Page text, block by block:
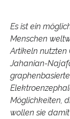
Es ist ein
Menschen
Artikeln nutzten
Jahanian-
Möglichkeiten,
wollen sie